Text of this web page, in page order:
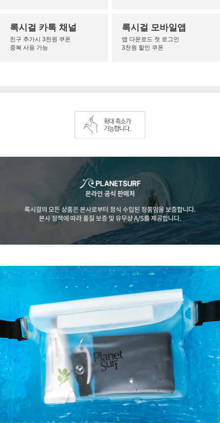
록시걸 카톡 채널
친구 추가시 3천원 쿠폰
중복 사용 가능
록시걸 모바일앱
앱 다운로드 첫 로그인
3천원 할인 쿠폰